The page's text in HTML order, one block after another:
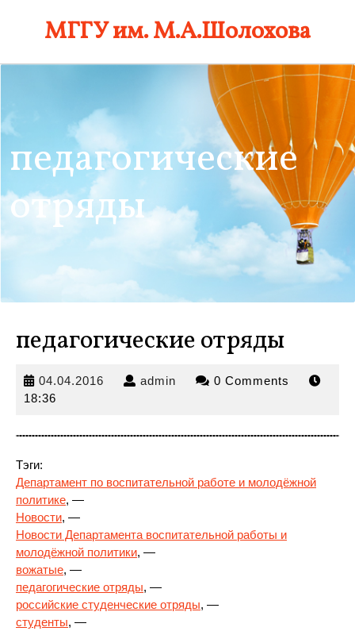
МГГУ им. М.А.Шолохова
педагогические
отряды
педагогические отряды
04.04.2016 04.04.2016
admin admin 0 Comments
18:36
Тэги:
Департамент по воспитательной работе и молодёжной
политике, —
Новости, —
Новости Департамента воспитательной работы и
молодёжной политики, —
вожатые, —
педагогические отряды, —
российские студенческие отряды, —
студенты, —